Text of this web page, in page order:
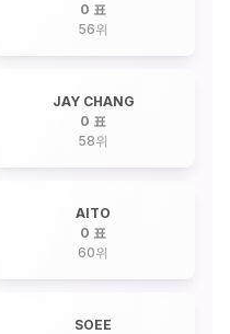
0 표
56위
JAY CHANG
0 표
58위
AITO
0 표
60위
SOEE